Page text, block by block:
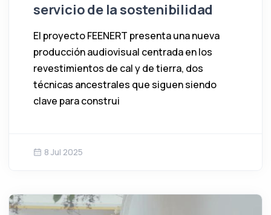
servicio de la sostenibilidad
El proyecto FEENERT presenta una nueva
producción audiovisual centrada en los
revestimientos de cal y de tierra, dos
técnicas ancestrales que siguen siendo
clave para construi
8 Jul 2025